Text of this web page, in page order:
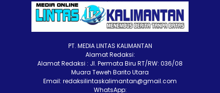
PT. MEDIA LINTAS KALIMANTAN
Alamat Redaksi:
Alamat Redaksi : Jl. Permata Biru RT/RW: 036/08
Muara Teweh Barito Utara
Email: redaksilintaskalimantan@gmail.com
WhatsApp: